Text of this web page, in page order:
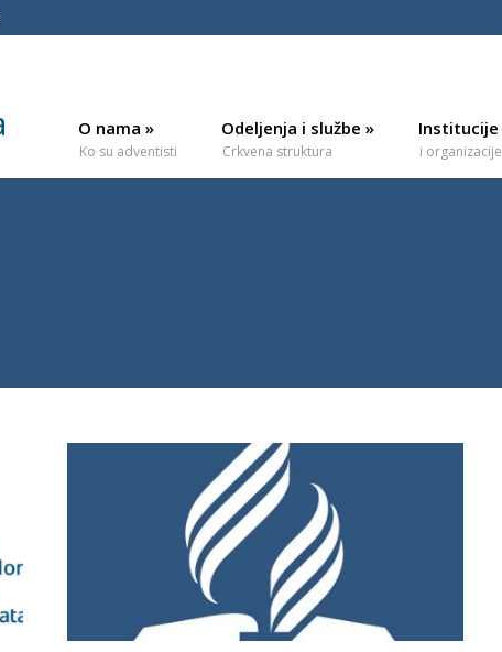
O nama »
Ko su adventisti
Odeljenja i službe »
Crkvena struktura
Institucije
i organizacije